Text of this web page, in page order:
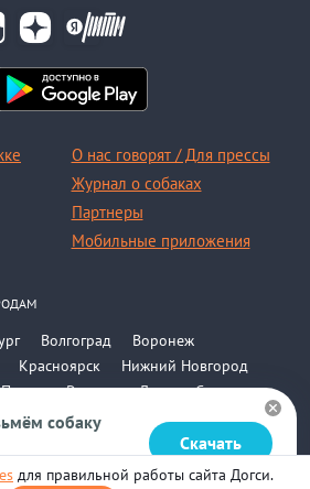
собаку
Play
Скачать
О нас говорят / Для прессы
Журнал о собаках
Партнеры
Мобильные приложения
Волгоград
Воронеж
Красноярск
Нижний Новгород
Пермь Ростов-на-Дону
Самара
Все города
для правильной работы сайта Догси.